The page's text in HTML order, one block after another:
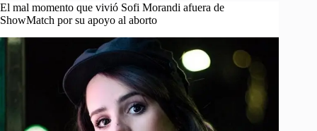
El mal momento que vivió Sofi Morandi afuera de
ShowMatch por su apoyo al aborto